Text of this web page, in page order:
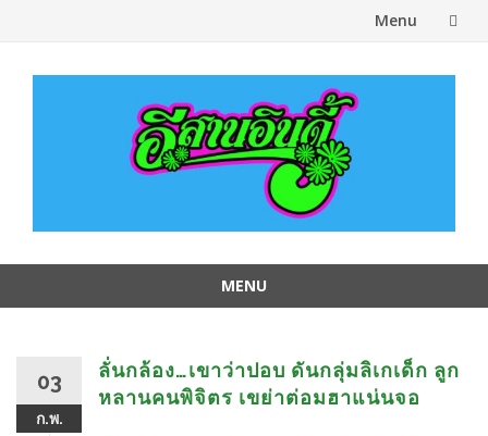
Menu
MENU
03
ก.พ.
ลั่นกล้อง…เขาว่าปอบ ดันกลุ่มลิเกเด็ก ลูก
หลานคนพิจิตร เขย่าต่อมฮาแน่นจอ